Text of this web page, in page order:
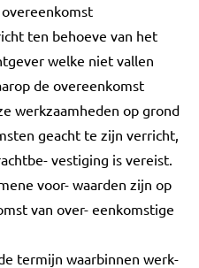
ten behoeve van het
welke niet vallen
de overeenkomst
werkzaamheden op grond
geacht te zijn verricht,
vestiging is vereist.
voor- waarden zijn op
van over- eenkomstige
termijn waarbinnen werk-